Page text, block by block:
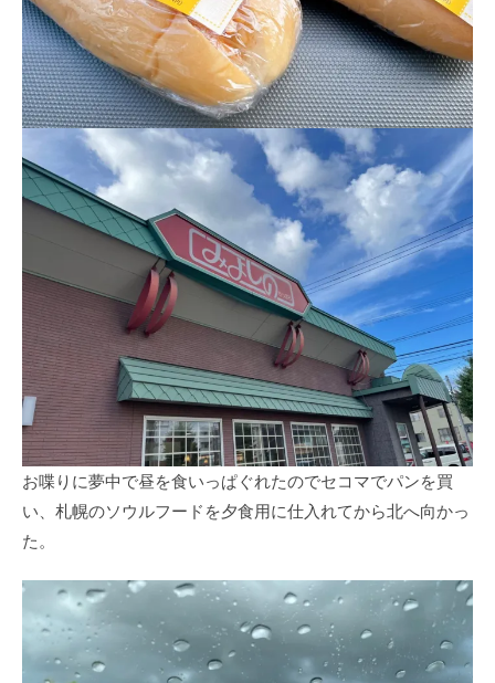
お喋りに夢中で昼を食いっぱぐれたのでセコマでパンを買
い、札幌のソウルフードを夕食用に仕入れてから北へ向かっ
た。